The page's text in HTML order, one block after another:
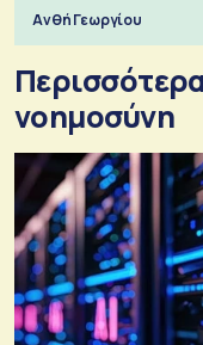
Ανθή Γεωργίου
νοημοσύνη